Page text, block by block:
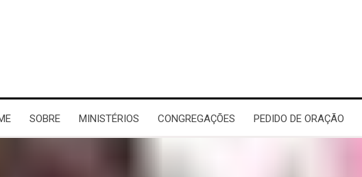
SOBRE MINISTÉRIOS CONGREGAÇÕES PEDIDO DE ORAÇÃO